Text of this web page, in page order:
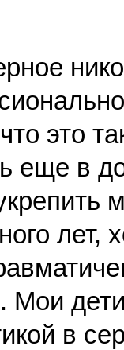
Им
летэто
еще в
лет,
Мои
в